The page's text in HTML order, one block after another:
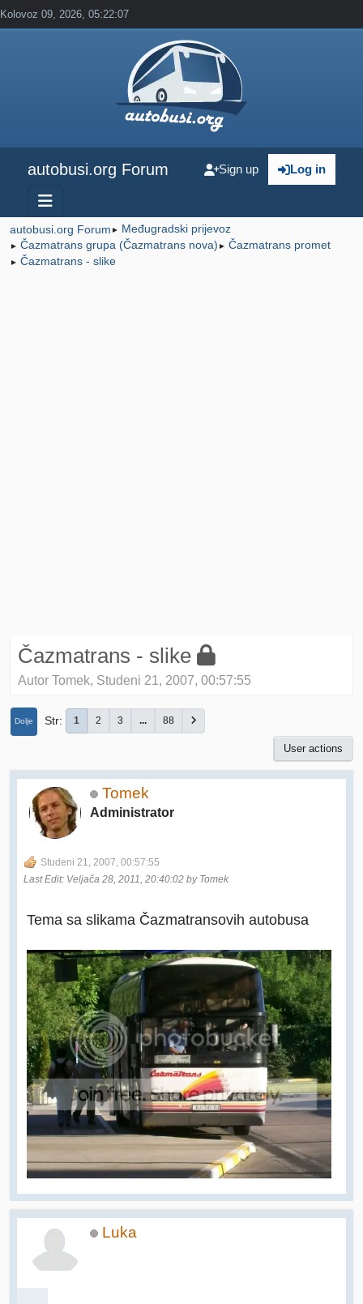
Kolovoz 09, 2026, 05:22:07
autobusi.org Forum Log in
Sign up
autobusi.org Forum ► Međugradski prijevoz
► Čazmatrans grupa (Čazmatrans nova) ► Čazmatrans promet
► Čazmatrans - slike
Čazmatrans - slike
Autor Tomek, Studeni 21, 2007, 00:57:55
Dolje Str 1 2 3 ... 88
User actions
Tomek
Administrator
Studeni 21, 2007, 00:57:55
Last Edit: Veljača 28, 2011, 20:40:02 by Tomek
Tema sa slikama Čazmatransovih autobusa
Luka